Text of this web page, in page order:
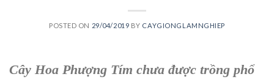
POSTED ON 29/04/2019 BY CAYGIONGLAMNGHIEP
Cây Hoa Phượng Tím chưa được trồng phổ